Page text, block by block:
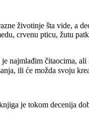
životinje šta vide, a
crvenu pticu, žutu
najmlađim čitaocima,
ili će možda svoju
je tokom decenija